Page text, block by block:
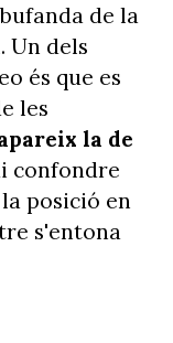
de la
Un dels
és que es
les
la de
confondre
posició en
s'entona